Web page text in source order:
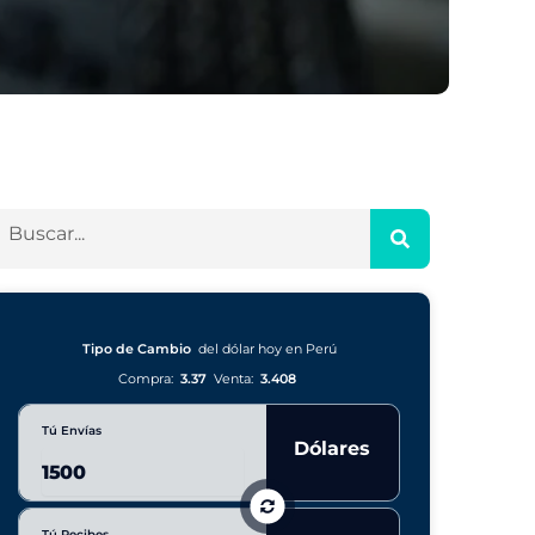
Tipo de Cambio del dólar hoy en Perú
Compra: 3.37 Venta: 3.408
Tú Envías
Dólares